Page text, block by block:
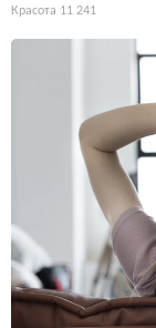
Красота 11 241